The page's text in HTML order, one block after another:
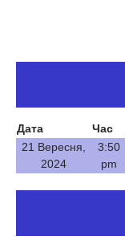
Дата Час
21 Вересня,
2024
3:50
pm